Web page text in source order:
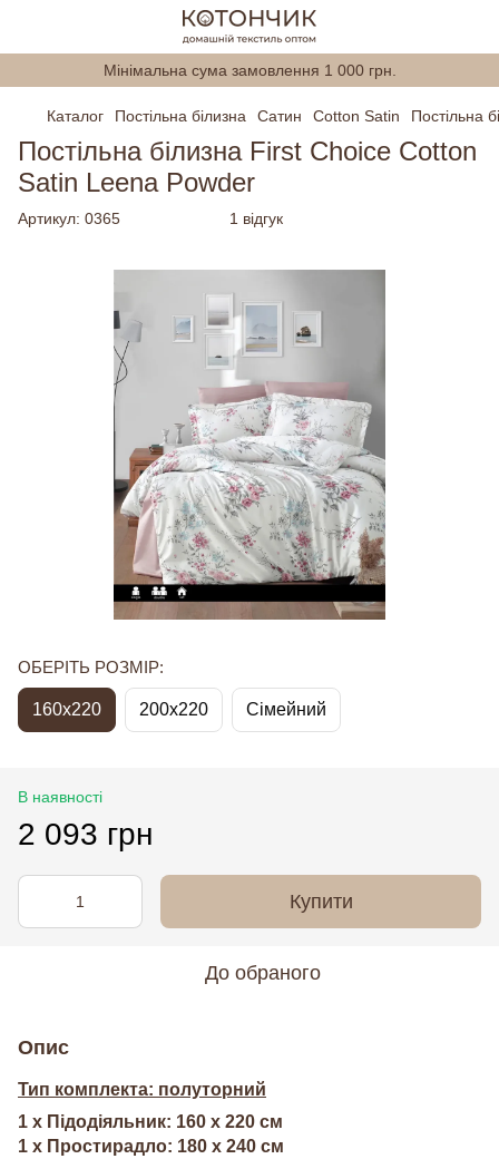
Мінімальна сума замовлення 1 000 грн.
Каталог Постільна білизна Сатин Cotton Satin Постільна
Постільна білизна First Choice Cotton
Satin Leena Powder
Артикул: 0365 1 відгук
ОБЕРІТЬ РОЗМІР:
160x220 200x220 Сімейний
В наявності
2 093 грн
Купити
До обраного
Опис
Тип комплекта: полуторний
1 х Підодіяльник: 160 х 220 см
1 х Простирадло: 180 х 240 см